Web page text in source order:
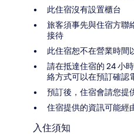
此住宿沒有設置櫃台
旅客須事先與住宿方聯
接待
此住宿恕不在營業時間
請在抵達住宿的 24 小
絡方式可以在預訂確認
預訂後，住宿會請您提
住宿提供的資訊可能經
入住須知